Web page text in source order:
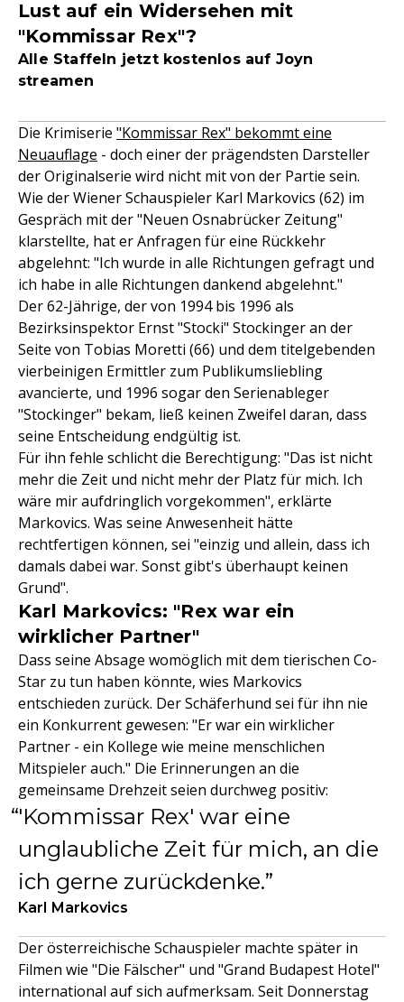
Lust auf ein Widersehen mit
"Kommissar Rex"?
Alle Staffeln jetzt kostenlos auf Joyn
streamen
Die Krimiserie "Kommissar Rex" bekommt eine
Neuauflage - doch einer der prägendsten Darsteller
der Originalserie wird nicht mit von der Partie sein.
Wie der Wiener Schauspieler Karl Markovics (62) im
Gespräch mit der "Neuen Osnabrücker Zeitung"
klarstellte, hat er Anfragen für eine Rückkehr
abgelehnt: "Ich wurde in alle Richtungen gefragt und
ich habe in alle Richtungen dankend abgelehnt."
Der 62-Jährige, der von 1994 bis 1996 als
Bezirksinspektor Ernst "Stocki" Stockinger an der
Seite von Tobias Moretti (66) und dem titelgebenden
vierbeinigen Ermittler zum Publikumsliebling
avancierte, und 1996 sogar den Serienableger
"Stockinger" bekam, ließ keinen Zweifel daran, dass
seine Entscheidung endgültig ist.
Für ihn fehle schlicht die Berechtigung: "Das ist nicht
mehr die Zeit und nicht mehr der Platz für mich. Ich
wäre mir aufdringlich vorgekommen", erklärte
Markovics. Was seine Anwesenheit hätte
rechtfertigen können, sei "einzig und allein, dass ich
damals dabei war. Sonst gibt's überhaupt keinen
Grund".
Karl Markovics: "Rex war ein
wirklicher Partner"
Dass seine Absage womöglich mit dem tierischen Co-
Star zu tun haben könnte, wies Markovics
entschieden zurück. Der Schäferhund sei für ihn nie
ein Konkurrent gewesen: "Er war ein wirklicher
Partner - ein Kollege wie meine menschlichen
Mitspieler auch." Die Erinnerungen an die
gemeinsame Drehzeit seien durchweg positiv:
'Kommissar Rex' war eine
unglaubliche Zeit für mich, an die
ich gerne zurückdenke.
Karl Markovics
Der österreichische Schauspieler machte später in
Filmen wie "Die Fälscher" und "Grand Budapest Hotel"
international auf sich aufmerksam. Seit Donnerstag